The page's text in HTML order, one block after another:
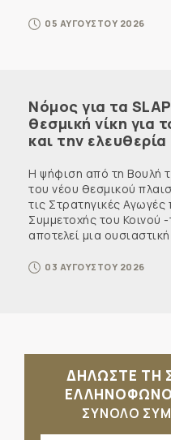
05 ΑΥΓΟΥΣΤΟΥ 2026
Νόμος για τα
θεσμική νίκη για
και την
Η ψήφιση από τη Βουλή
του νέου θεσμικού
τις Στρατηγικές
Συμμετοχής του Κοινού
αποτελεί μια ουσιαστική
03 ΑΥΓΟΥΣΤΟΥ 2026
ΔΗΛΩΣΤΕ ΤΗ
ΣΥΝΟΛΟ